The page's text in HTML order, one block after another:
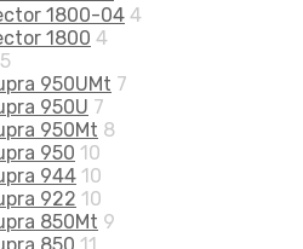
1800-04 4
1800 4
950UMt 7
950U 7
950Mt 8
950 10
944 10
922 10
850Mt 9